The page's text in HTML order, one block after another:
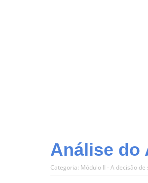
Análise do
Categoria: Módulo II - A decisão